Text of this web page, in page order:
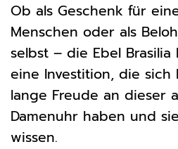
Ob als Geschenk für
Menschen oder als
selbst – die Ebel Brasilia
eine Investition, die sich
lange Freude an dieser
Damenuhr haben und
wissen.